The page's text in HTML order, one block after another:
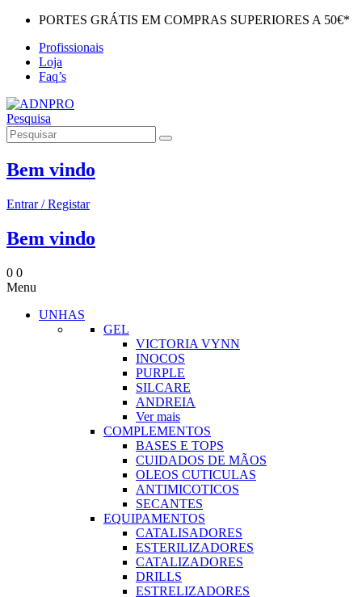
PORTES GRÁTIS EM COMPRAS SUPERIORES A 50€*
Profissionais
Loja
Faq’s
Pesquisa
Bem vindo
Entrar / Registar
Bem vindo
0 0
Menu
UNHAS
GEL
VICTORIA VYNN
INOCOS
PURPLE
SILCARE
ANDREIA
Ver mais
COMPLEMENTOS
BASES E TOPS
CUIDADOS DE MÃOS
OLEOS CUTICULAS
ANTIMICOTICOS
SECANTES
EQUIPAMENTOS
CATALISADORES
ESTERILIZADORES
CATALIZADORES
DRILLS
ESTRELIZADORES